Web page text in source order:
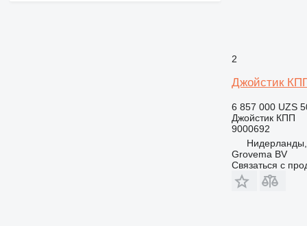
2
Джойстик
6 857 000 UZS
Джойстик КПП
9000692
Grovema BV
Связаться с